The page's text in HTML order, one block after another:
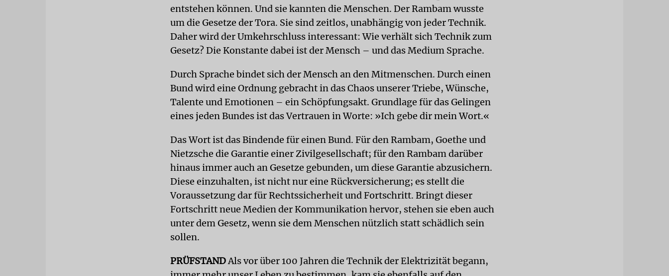
entstehen können. Und sie kannten die Menschen. Der Rambam wusste
um die Gesetze der Tora. Sie sind zeitlos, unabhängig von jeder Technik.
Daher wird der Umkehrschluss interessant: Wie verhält sich Technik zum
Gesetz? Die Konstante dabei ist der Mensch – und das Medium Sprache.
Durch Sprache bindet sich der Mensch an den Mitmenschen. Durch einen
Bund wird eine Ordnung gebracht in das Chaos unserer Triebe, Wünsche,
Talente und Emotionen – ein Schöpfungsakt. Grundlage für das Gelingen
eines jeden Bundes ist das Vertrauen in Worte: »Ich gebe dir mein Wort.«
Das Wort ist das Bindende für einen Bund. Für den Rambam, Goethe und
Nietzsche die Garantie einer Zivilgesellschaft; für den Rambam darüber
hinaus immer auch an Gesetze gebunden, um diese Garantie abzusichern.
Diese einzuhalten, ist nicht nur eine Rückversicherung; es stellt die
Voraussetzung dar für Rechtssicherheit und Fortschritt. Bringt dieser
Fortschritt neue Medien der Kommunikation hervor, stehen sie eben auch
unter dem Gesetz, wenn sie dem Menschen nützlich statt schädlich sein
sollen.
PRÜFSTANDAls vor über 100 Jahren die Technik der Elektrizität begann,